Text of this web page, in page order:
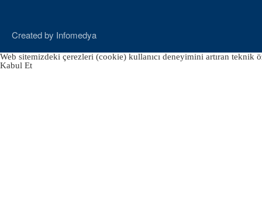
Created by Infomedya
Web sitemizdeki çerezleri (cookie) kullanıcı deneyimini artıran
Kabul Et